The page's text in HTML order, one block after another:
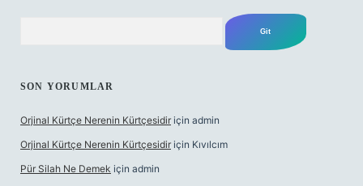
SON YORUMLAR
Orjinal Kürtçe Nerenin Kürtçesidir için admin
Orjinal Kürtçe Nerenin Kürtçesidir için Kıvılcım
Pür Silah Ne Demek için admin